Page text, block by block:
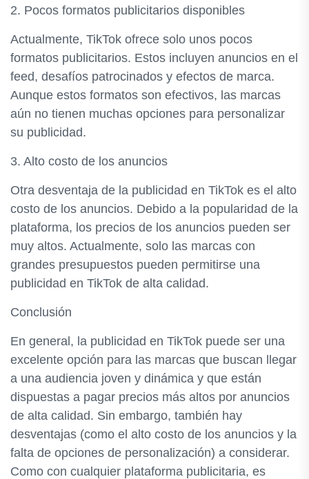
2. Pocos formatos publicitarios disponibles
Actualmente, TikTok ofrece solo unos pocos
formatos publicitarios. Estos incluyen anuncios en el
feed, desafíos patrocinados y efectos de marca.
Aunque estos formatos son efectivos, las marcas
aún no tienen muchas opciones para personalizar
su publicidad.
3. Alto costo de los anuncios
Otra desventaja de la publicidad en TikTok es el alto
costo de los anuncios. Debido a la popularidad de la
plataforma, los precios de los anuncios pueden ser
muy altos. Actualmente, solo las marcas con
grandes presupuestos pueden permitirse una
publicidad en TikTok de alta calidad.
Conclusión
En general, la publicidad en TikTok puede ser una
excelente opción para las marcas que buscan llegar
a una audiencia joven y dinámica y que están
dispuestas a pagar precios más altos por anuncios
de alta calidad. Sin embargo, también hay
desventajas (como el alto costo de los anuncios y la
falta de opciones de personalización) a considerar.
Como con cualquier plataforma publicitaria, es